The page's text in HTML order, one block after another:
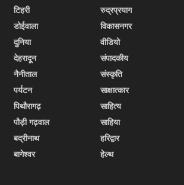
टिहरी
डोईवाला
दुनिया
देहरादून
नैनीताल
पर्यटन
पिथौरागढ़
पौड़ी गढ़वाल
बद्रीनाथ
बागेश्वर
रुद्रप्रयाग
विकासनगर
वीडियो
संपादकीय
संस्कृति
साक्षात्कार
साहित्य
साहिया
हरिद्वार
हेल्थ